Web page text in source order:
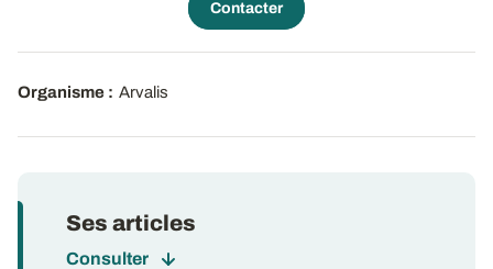
Contacter
Organisme : Arvalis
Ses articles
Consulter